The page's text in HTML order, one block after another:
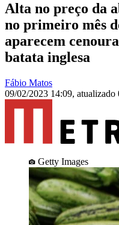
Alta no preço da
no primeiro mês
aparecem
batata inglesa
Fábio Matos
09/02/2023 14:09, atualizado
Getty Images